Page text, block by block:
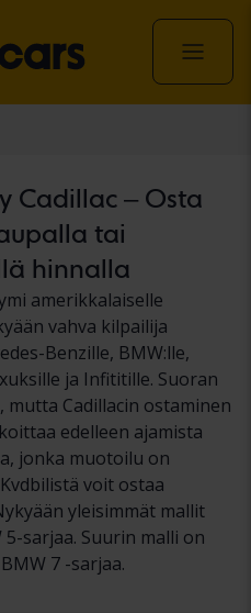
Cadillac – Osta
tai
hinnalla
amerikkalaiselle
vahva kilpailija
Benzille, BMW:lle,
ja Infititille. Suoran
Cadillacin ostaminen
edelleen ajamista
jonka muotoilu on
voit ostaa
yleisimmät mallit
5-sarjaa. Suurin malli on
7 -sarjaa.